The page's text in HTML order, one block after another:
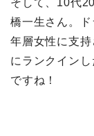
そして、10代
橋一生さん。
年層女性に支
にランクイン
ですね！